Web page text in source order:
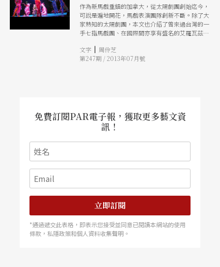
作為新馬戲重鎮的加拿大，從太陽劇團創始迄今，
可說是遍地開花，馬戲表演團隊創新不斷。除了大
家熟知的太陽劇團，本文也介紹了曾來過台灣的一
手七指馬戲團、在國際間亦享有盛名的艾羅瓦茲馬
特色介紹，我們可以看到加拿大新馬戲的多元風
景，是如何地令世人目不暇給！
文字 | 周伶芝
第247期 / 2013年07月號
免費訂閱PAR電子報，獲取更多藝文資
訊！
立即訂閱
*通過遞交此表格，即表示您接受並同意已閱讀本網站的使用
條款，私隱政策和個人資料收集聲明。